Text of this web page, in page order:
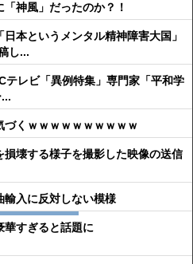
神風」だったのか？！
日本というメンタル精神障害大国」
し...
テレビ「異例特集」専門家「平和学
づくｗｗｗｗｗｗｗｗｗｗ
壊する様子を撮影した映像の送信
輸入に反対しない模様
華すぎると話題に